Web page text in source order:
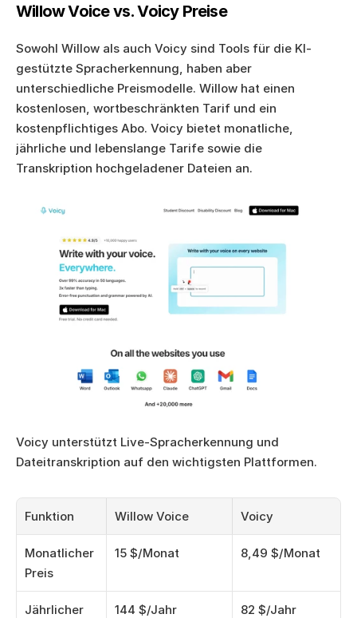
Willow Voice vs. Voicy Preise
Sowohl Willow als auch Voicy sind Tools für die KI-
gestützte Spracherkennung, haben aber
unterschiedliche Preismodelle. Willow hat einen
kostenlosen, wortbeschränkten Tarif und ein
kostenpflichtiges Abo. Voicy bietet monatliche,
jährliche und lebenslange Tarife sowie die
Transkription hochgeladener Dateien an.
Voicy unterstützt Live-Spracherkennung und
Dateitranskription auf den wichtigsten Plattformen.
Funktion Willow Voice Voicy
Monatlicher
Preis
15 $/Monat 8,49 $/Monat
Jährlicher
144 $/Jahr 82 $/Jahr